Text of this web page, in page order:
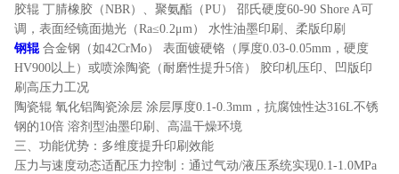
胶辊 丁腈橡胶（NBR）、聚氨酯（PU） 邵氏硬度60-90 Shore A可
调，表面经镜面抛光（Ra≤0.2μm） 水性油墨印刷、柔版印刷
钢辊 合金钢（如42CrMo） 表面镀硬铬（厚度0.03-0.05mm，硬度
HV900以上）或喷涂陶瓷（耐磨性提升5倍） 胶印机压印、凹版印
刷高压力工况
陶瓷辊 氧化铝陶瓷涂层 涂层厚度0.1-0.3mm，抗腐蚀性达316L不锈
钢的10倍 溶剂型油墨印刷、高温干燥环境
三、功能优势：多维度提升印刷效能
压力与速度动态适配压力控制：通过气动/液压系统实现0.1-1.0MPa